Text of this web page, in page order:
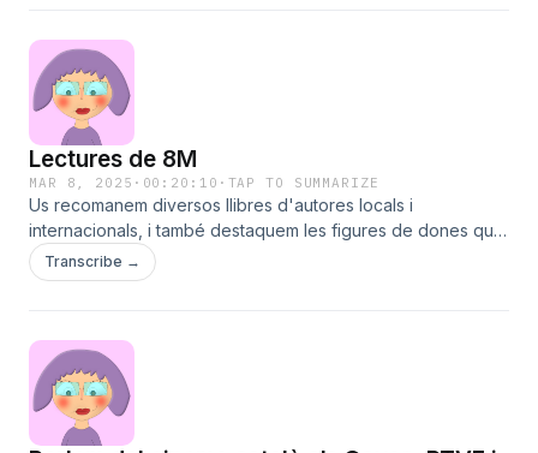
Lectures de 8M
MAR 8, 2025 · 00:20:10 · TAP TO SUMMARIZE
Us recomanem diversos llibres d'autores locals i
internacionals, i també destaquem les figures de dones que
han fet història.La Clem Cultura Laura Clemente Jordi
Sevillano La Clem de La Clem llegir dona feminisme
Transcribe →